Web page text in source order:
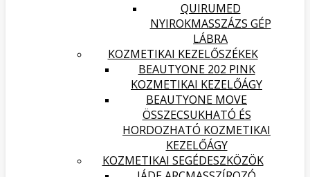
QUIRUMED
NYIROKMASSZÁZS GÉP
LÁBRA
KOZMETIKAI KEZELŐSZÉKEK
BEAUTYONE 202 PINK
KOZMETIKAI KEZELŐÁGY
BEAUTYONE MOVE
ÖSSZECSUKHATÓ ÉS
HORDOZHATÓ KOZMETIKAI
KEZELŐÁGY
KOZMETIKAI SEGÉDESZKÖZÖK